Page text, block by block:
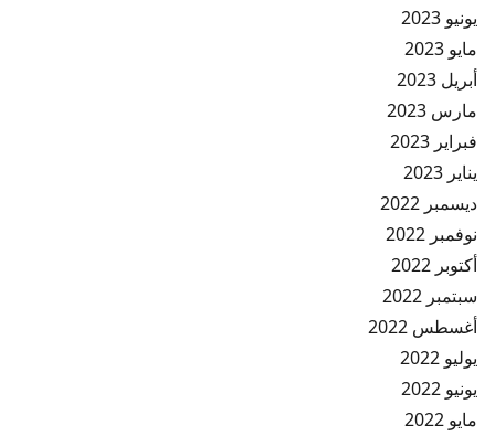
يونيو 2023
مايو 2023
أبريل 2023
مارس 2023
فبراير 2023
يناير 2023
ديسمبر 2022
نوفمبر 2022
أكتوبر 2022
سبتمبر 2022
أغسطس 2022
يوليو 2022
يونيو 2022
مايو 2022